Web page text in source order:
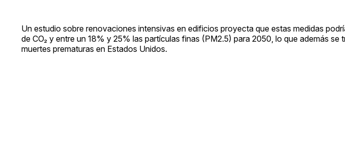
Un estudio sobre renovaciones intensivas en edificios proyecta que estas medidas
de CO₂ y entre un 18% y 25% las partículas finas (PM2.5) para 2050, lo que además se
muertes prematuras en Estados Unidos.